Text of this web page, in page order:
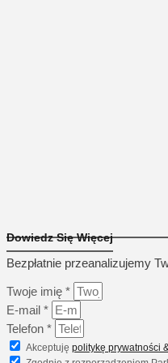
Dowiedz Się Więcej
Bezpłatnie przeanalizujemy
Twoje imię *
E-mail *
Telefon *
Akceptuję politykę prywatności